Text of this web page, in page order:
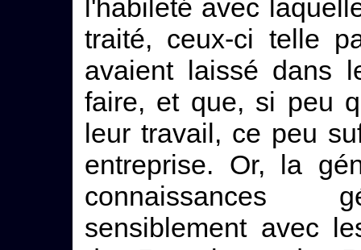
l'habileté avec
traité, ceux-ci telle
avaient laissé dans
faire, et que, si peu
leur travail, ce peu
entreprise. Or, la
connaissances
sensiblement avec